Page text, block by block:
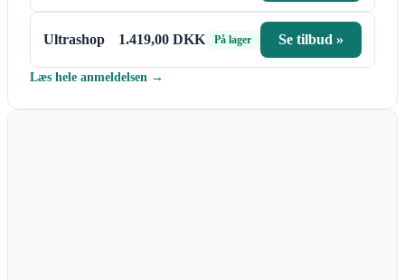
Ultrashop 1.419,00 DKK På lager Se tilbud »
Læs hele anmeldelsen →